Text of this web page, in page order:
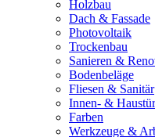
Holzbau
Dach & Fassade
Photovoltaik
Trockenbau
Sanieren &
Bodenbeläge
Fliesen & Sanitär
Innen- &
Farben
Werkzeuge &